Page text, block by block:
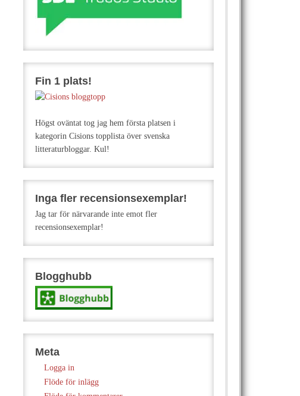
Fin 1 plats!
Högst oväntat tog jag hem första platsen i
kategorin Cisions topplista över svenska
litteraturbloggar. Kul!
Inga fler recensionsexemplar!
Jag tar för närvarande inte emot fler
recensionsexemplar!
Blogghubb
Meta
Logga in
Flöde för inlägg